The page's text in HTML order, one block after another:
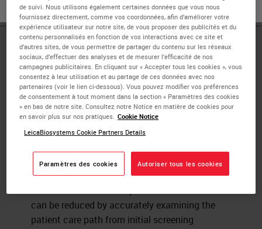
OUI ou Non
Published Pieces by
Cary S.
Accurate Monitoring by Specialist
Teams Reduces the Time Between
Breast Cancer Screening and Initial
Surgical Treatment
can be reduced by accurately examining the
patient care path from initial screening
de suivi. Nous utilisons également certaines données que vous nous
fournissez directement, comme vos coordonnées, afin d’améliorer votre
expérience utilisateur sur notre site, de vous proposer des publicités et du
contenu personnalisés en fonction de vos interactions avec ce site et
d’autres sites, de vous permettre de partager du contenu sur les réseaux
sociaux, d’effectuer des analyses et de mesurer l’efficacité de nos
campagnes publicitaires. En cliquant sur « Accepter tous les cookies », vous
consentez à leur utilisation et au partage de ces données avec nos
partenaires (voir le lien ci-dessous). Vous pouvez modifier vos préférences
de consentement à tout moment dans la section « Paramètres des cookies
» en bas de notre site. Consultez notre Notice en matière de cookies pour
en savoir plus sur nos pratiques.
Cookie Notice
LeicaBiosystems Cookie Partners Details
Paramètres des cookies Autoriser tous les cookies